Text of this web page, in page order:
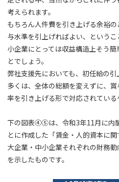
考えられます。
もちろん人件費を引き上げる余裕
与水準を引上げればよい、という
小企業にとっては収益構造上そう
とでしょう。
弊社支援先においても、初任給の
多くは、全体の総額を変えずに、
率を引き上げる形で対応されている
下の図表④⑤は、令和3年11月に内
とに作成した「賃金・人的資本に
大企業・中小企業それぞれの財務動
を示したものです。